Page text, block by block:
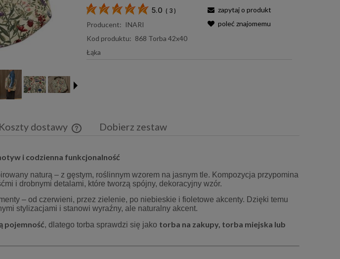
5.0 ( 3 )
Producent: INARI
Kod produktu: 868 Torba 42x40
Łąka
zapytaj o produkt
poleć znajomemu
Koszty dostawy
Cena nie zawiera ewentualnych kosztów
płatności
Dobierz zestaw
i codzienna funkcjonalność
naturą – z gęstym, roślinnym wzorem na jasnym tle. Kompozycja przypomina
i drobnymi detalami, które tworzą spójny, dekoracyjny wzór.
– od czerwieni, przez zielenie, po niebieskie i fioletowe akcenty. Dzięki temu
stylizacjami i stanowi wyraźny, ale naturalny akcent.
pojemność, dlatego torba sprawdzi się jako torba na zakupy, torba miejska lub